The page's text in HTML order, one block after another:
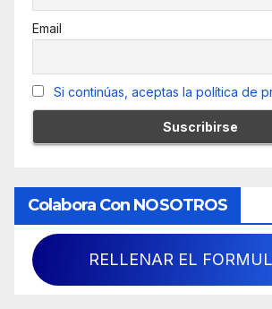
Email
Si continúas, aceptas la política de
Colabora Con NOSOTROS
RELLENAR EL